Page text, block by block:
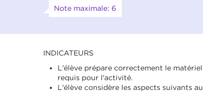
Note maximale: 6
INDICATEURS
L'élève prépare correctement le matériel
requis pour l'activité.
L'élève considère les aspects suivants au